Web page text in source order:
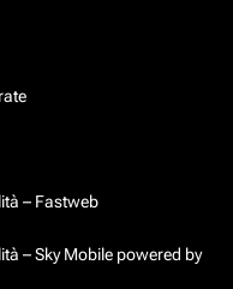
– Fastweb
– Sky Mobile powered by